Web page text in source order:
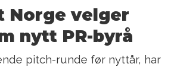
Norge velger
nytt PR-byrå
pitch-runde før nyttår, har